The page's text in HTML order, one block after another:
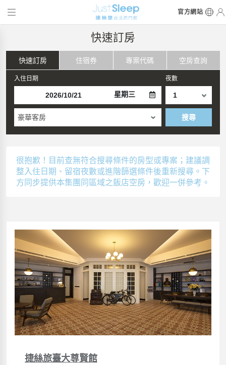
官方網站
快速訂房
快速訂房 住宿券 專案代碼 空房查詢
入住日期
星期三
夜數
豪華客房 搜尋
很抱歉！目前查無符合搜尋條件的房型或專案；建議調
整入住日期、留宿夜數或進階篩選條件後重新搜尋。下
方同步提供本集團同區域之飯店空房，歡迎一併參考。
捷絲旅臺大尊賢館